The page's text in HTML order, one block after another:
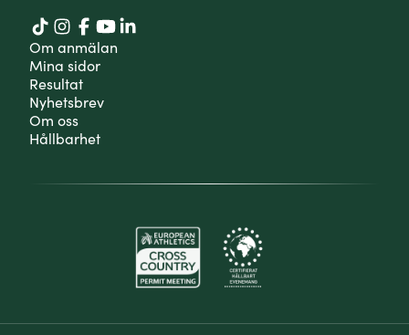
Om anmälan
Mina sidor
Resultat
Nyhetsbrev
Om oss
Hållbarhet